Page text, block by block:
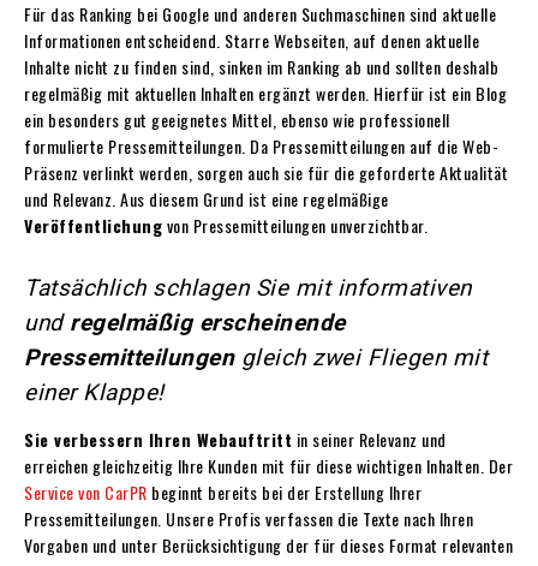
Für das Ranking bei Google und anderen Suchmaschinen sind aktuelle
Informationen entscheidend. Starre Webseiten, auf denen aktuelle
Inhalte nicht zu finden sind, sinken im Ranking ab und sollten deshalb
regelmäßig mit aktuellen Inhalten ergänzt werden. Hierfür ist ein Blog
ein besonders gut geeignetes Mittel, ebenso wie professionell
formulierte Pressemitteilungen. Da Pressemitteilungen auf die Web-
Präsenz verlinkt werden, sorgen auch sie für die geforderte Aktualität
und Relevanz. Aus diesem Grund ist eine regelmäßige
Veröffentlichungvon Pressemitteilungen unverzichtbar.
Tatsächlich schlagen Sie mit informativen
und regelmäßig erscheinende
Pressemitteilungengleich zwei Fliegen mit
einer Klappe!
Sie verbessern Ihren Webauftritt in seiner Relevanz und
erreichen gleichzeitig Ihre Kunden mit für diese wichtigen Inhalten. Der
Service von CarPR beginnt bereits bei der Erstellung Ihrer
Pressemitteilungen. Unsere Profis verfassen die Texte nach Ihren
Vorgaben und unter Berücksichtigung der für dieses Format relevanten